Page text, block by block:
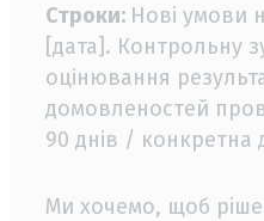
Строки: Нові умови
[дата]. Контрольну
оцінювання
домовленостей
90 днів / конкретна
Ми хочемо, щоб